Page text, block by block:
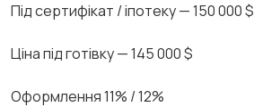
Під сертифікат / іпотеку — 150 000 $
Ціна під готівку — 145 000 $
Оформлення 11% / 12%